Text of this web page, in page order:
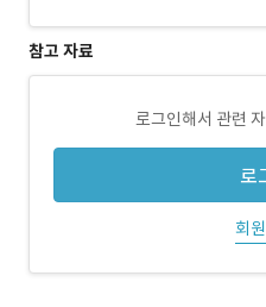
참고 자료
로그인해서 관련
로
회